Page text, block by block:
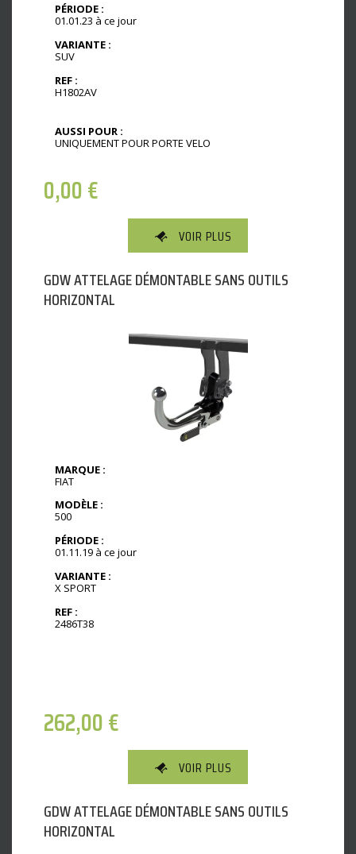
PÉRIODE :
01.01.23 à ce jour
VARIANTE :
SUV
REF :
H1802AV
AUSSI POUR :
UNIQUEMENT POUR PORTE VELO
0,00€
VOIR PLUS
GDW ATTELAGE DÉMONTABLE SANS OUTILS
HORIZONTAL
MARQUE :
FIAT
MODÈLE :
500
PÉRIODE :
01.11.19 à ce jour
VARIANTE :
X SPORT
REF :
2486T38
262,00€
VOIR PLUS
GDW ATTELAGE DÉMONTABLE SANS OUTILS
HORIZONTAL